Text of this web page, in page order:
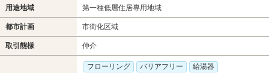
用途地域 第一種低層住居専用地域
都市計画 市街化区域
取引態様 仲介
フローリング バリアフリー
給湯器